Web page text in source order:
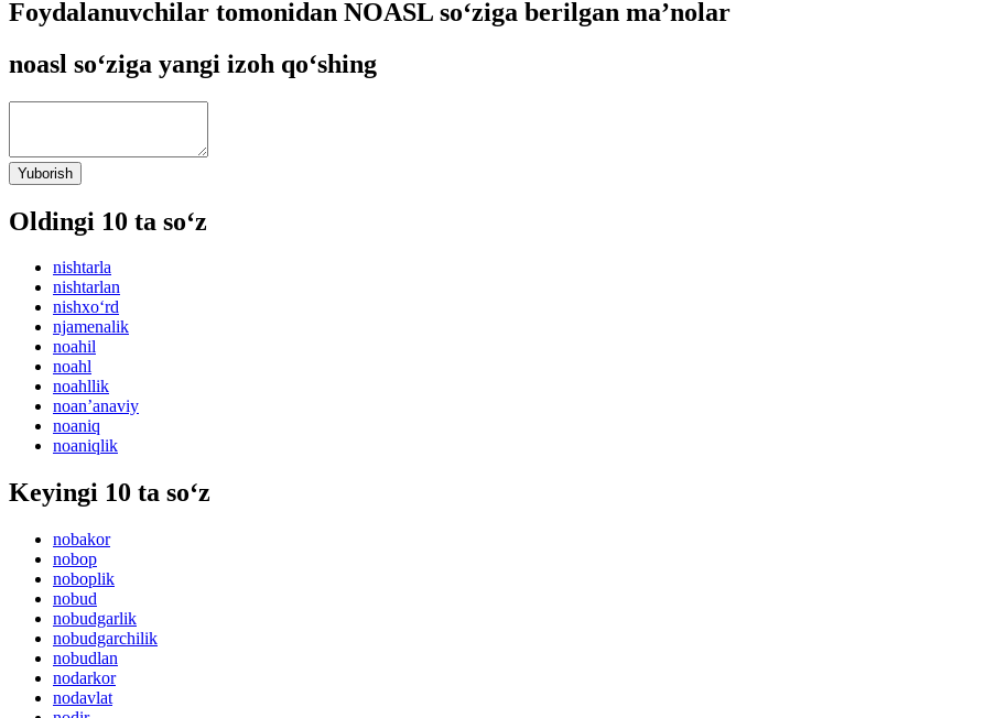
Foydalanuvchilar tomonidan NOASL so‘ziga berilgan ma’nolar
noasl so‘ziga yangi izoh qo‘shing
Yuborish
Oldingi 10 ta so‘z
nishtarla
nishtarlan
nishxo‘rd
njamenalik
noahil
noahl
noahllik
noanʼanaviy
noaniq
noaniqlik
Keyingi 10 ta so‘z
nobakor
nobop
noboplik
nobud
nobudgarlik
nobudgarchilik
nobudlan
nodarkor
nodavlat